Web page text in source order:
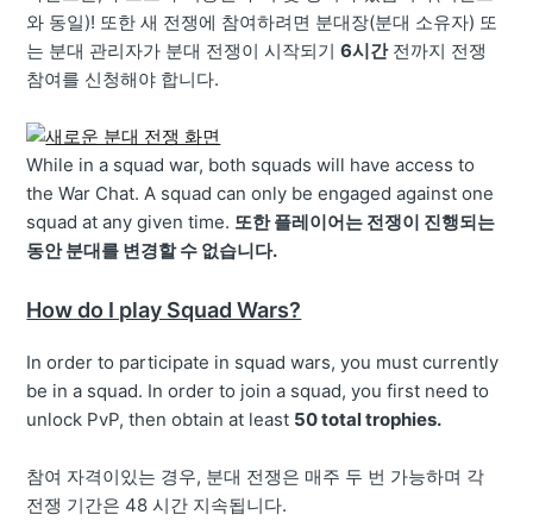
와 동일)! 또한 새 전쟁에 참여하려면 분대장(분대 소유자) 또
는 분대 관리자가 분대 전쟁이 시작되기6시간전까지 전쟁
참여를 신청해야 합니다.
While in a squad war, both squads will have access to
the War Chat. A squad can only be engaged against one
squad at any given time. 또한 플레이어는 전쟁이 진행되는
동안 분대를 변경할 수 없습니다.
How do I play Squad Wars?
In order to participate in squad wars, you must currently
be in a squad. In order to join a squad, you first need to
unlock PvP, then obtain at least 50 total trophies.
참여 자격이있는 경우, 분대 전쟁은 매주 두 번 가능하며 각
전쟁 기간은 48 시간 지속됩니다.